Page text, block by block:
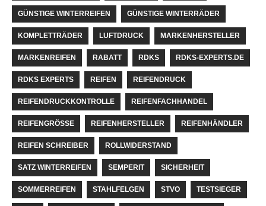
GÜNSTIGE WINTERREIFEN GÜNSTIGE WINTERRÄDER
KOMPLETTRÄDER LUFTDRUCK MARKENHERSTELLER
MARKENREIFEN RABATT RDKS RDKS-EXPERTS.DE
RDKS EXPERTS REIFEN REIFENDRUCK
REIFENDRUCKKONTROLLE REIFENFACHHANDEL
REIFENGRÖSSE REIFENHERSTELLER REIFENHÄNDLER
REIFEN SCHREIBER ROLLWIDERSTAND
SATZ WINTERREIFEN SEMPERIT SICHERHEIT
SOMMERREIFEN STAHLFELGEN STVO TESTSIEGER